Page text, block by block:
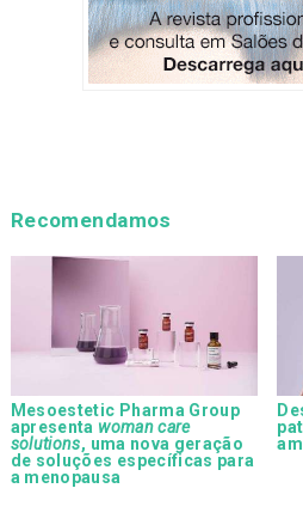
Recomendamos
Mesoestetic Pharma Group
apresenta woman care
solutions, uma nova geração
de soluções específicas para
a menopausa